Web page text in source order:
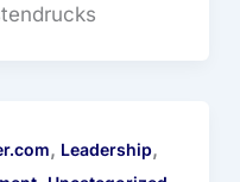
, Leadership,